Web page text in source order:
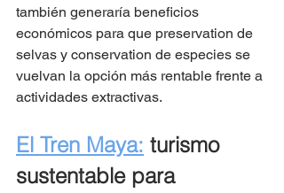
también generaría beneficios
económicos para que preservation de
selvas y conservation de especies se
vuelvan la opción más rentable frente a
actividades extractivas.
El Tren Maya: turismo
sustentable para